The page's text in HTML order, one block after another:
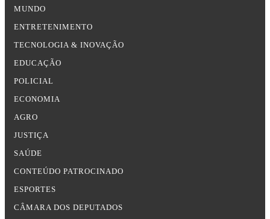
MUNDO
ENTRETENIMENTO
TECNOLOGIA & INOVAÇÃO
EDUCAÇÃO
POLICIAL
ECONOMIA
AGRO
JUSTIÇA
SAÚDE
CONTEÚDO PATROCINADO
ESPORTES
CÂMARA DOS DEPUTADOS